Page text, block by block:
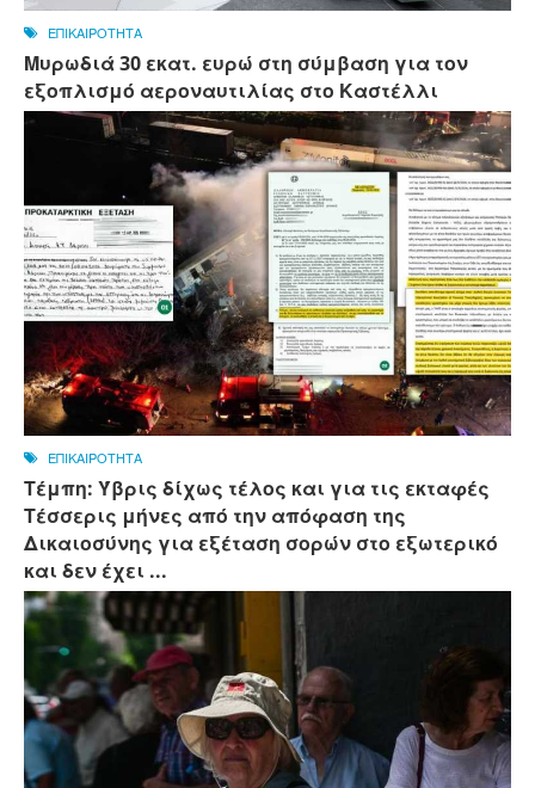
ΕΠΙΚΑΙΡΟΤΗΤΑ
Μυρωδιά 30 εκατ. ευρώ στη σύμβαση για τον
εξοπλισμό αεροναυτιλίας στο Καστέλλι
ΕΠΙΚΑΙΡΟΤΗΤΑ
Τέμπη: Ύβρις δίχως τέλος και για τις εκταφές
Τέσσερις μήνες από την απόφαση της
Δικαιοσύνης για εξέταση σορών στο εξωτερικό
και δεν έχει ...